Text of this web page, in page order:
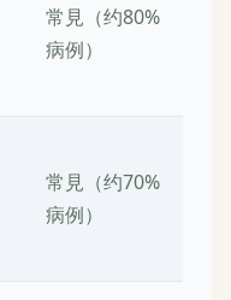
常見（约80%
病例）
常見（约70%
病例）